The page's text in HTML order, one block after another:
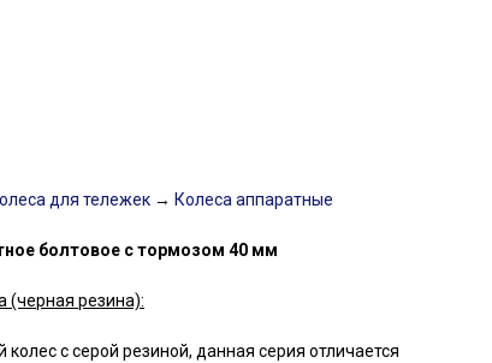
для тележек→ Колеса аппаратные
болтовое с тормозом 40 мм
(черная резина):
с серой резиной, данная серия отличается